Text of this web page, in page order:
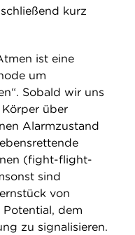
kurz
ist eine
um
Sobald wir uns
über
Alarmzustand
(fight-flight-
sind
von
dem
zu signalisieren.